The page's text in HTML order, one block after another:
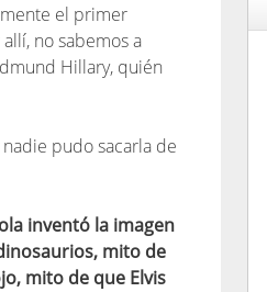
el primer
no sabemos a
Hillary, quién
pudo sacarla de
inventó la imagen
mito de
mito de que Elvis